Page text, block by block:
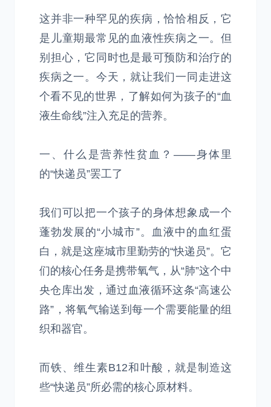
这并非一种罕见的疾病，恰恰相反，它
是儿童期最常见的血液性疾病之一。但
别担心，它同时也是最可预防和治疗的
疾病之一。今天，就让我们一同走进这
个看不见的世界，了解如何为孩子的“血
液生命线”注入充足的营养。
一、什么是营养性贫血？——身体里
的“快递员”罢工了
我们可以把一个孩子的身体想象成一个
蓬勃发展的“小城市”。血液中的血红蛋
白，就是这座城市里勤劳的“快递员”。它
们的核心任务是携带氧气，从“肺”这个中
央仓库出发，通过血液循环这条“高速公
路”，将氧气输送到每一个需要能量的组
织和器官。
而铁、维生素B12和叶酸，就是制造这
些“快递员”所必需的核心原材料。